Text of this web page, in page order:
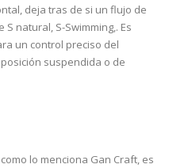
deja tras de si un flujo de
natural, S-Swimming,. Es
un control preciso del
suspendida o de
lo menciona Gan Craft, es